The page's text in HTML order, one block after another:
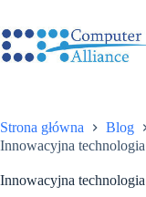
treści
Strona główna
Blog
Innowacyjna
Innowacyjna